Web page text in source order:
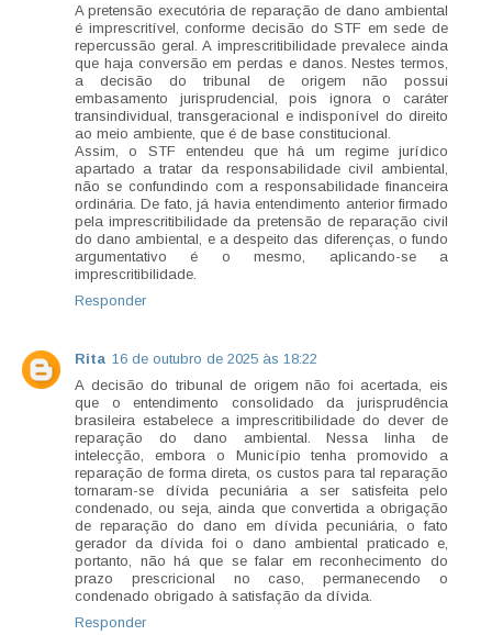
A pretensão executória de reparação de dano ambiental
é imprescritível, conforme decisão do STF em sede de
repercussão geral. A imprescritibilidade prevalece ainda
que haja conversão em perdas e danos. Nestes termos,
a decisão do tribunal de origem não possui
embasamento jurisprudencial, pois ignora o caráter
transindividual, transgeracional e indisponível do direito
ao meio ambiente, que é de base constitucional.
Assim, o STF entendeu que há um regime jurídico
apartado a tratar da responsabilidade civil ambiental,
não se confundindo com a responsabilidade financeira
ordinária. De fato, já havia entendimento anterior firmado
pela imprescritibilidade da pretensão de reparação civil
do dano ambiental, e a despeito das diferenças, o fundo
argumentativo é o mesmo, aplicando-se a
imprescritibilidade.
Responder
Rita 16 de outubro de 2025 às 18:22
A decisão do tribunal de origem não foi acertada, eis
que o entendimento consolidado da jurisprudência
brasileira estabelece a imprescritibilidade do dever de
reparação do dano ambiental. Nessa linha de
intelecção, embora o Município tenha promovido a
reparação de forma direta, os custos para tal reparação
tornaram-se dívida pecuniária a ser satisfeita pelo
condenado, ou seja, ainda que convertida a obrigação
de reparação do dano em dívida pecuniária, o fato
gerador da dívida foi o dano ambiental praticado e,
portanto, não há que se falar em reconhecimento do
prazo prescricional no caso, permanecendo o
condenado obrigado à satisfação da dívida.
Responder